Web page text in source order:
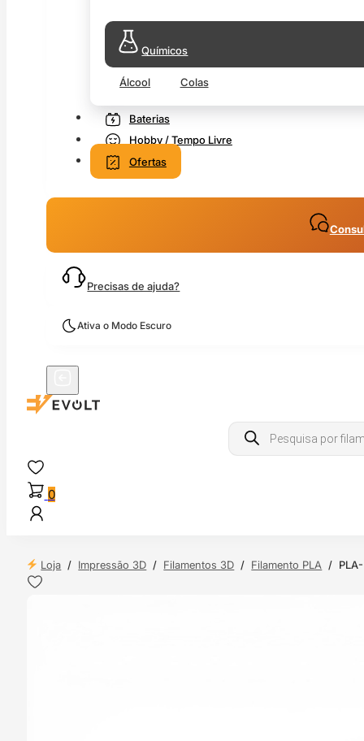
Químicos
Álcool Colas
Baterias
Hobby / Tempo Livre
Ofertas
Precisas de ajuda?
Ativa o Modo Escuro
Products
search
0
Loja / Impressão 3D / Filamentos 3D / Filamento PLA /